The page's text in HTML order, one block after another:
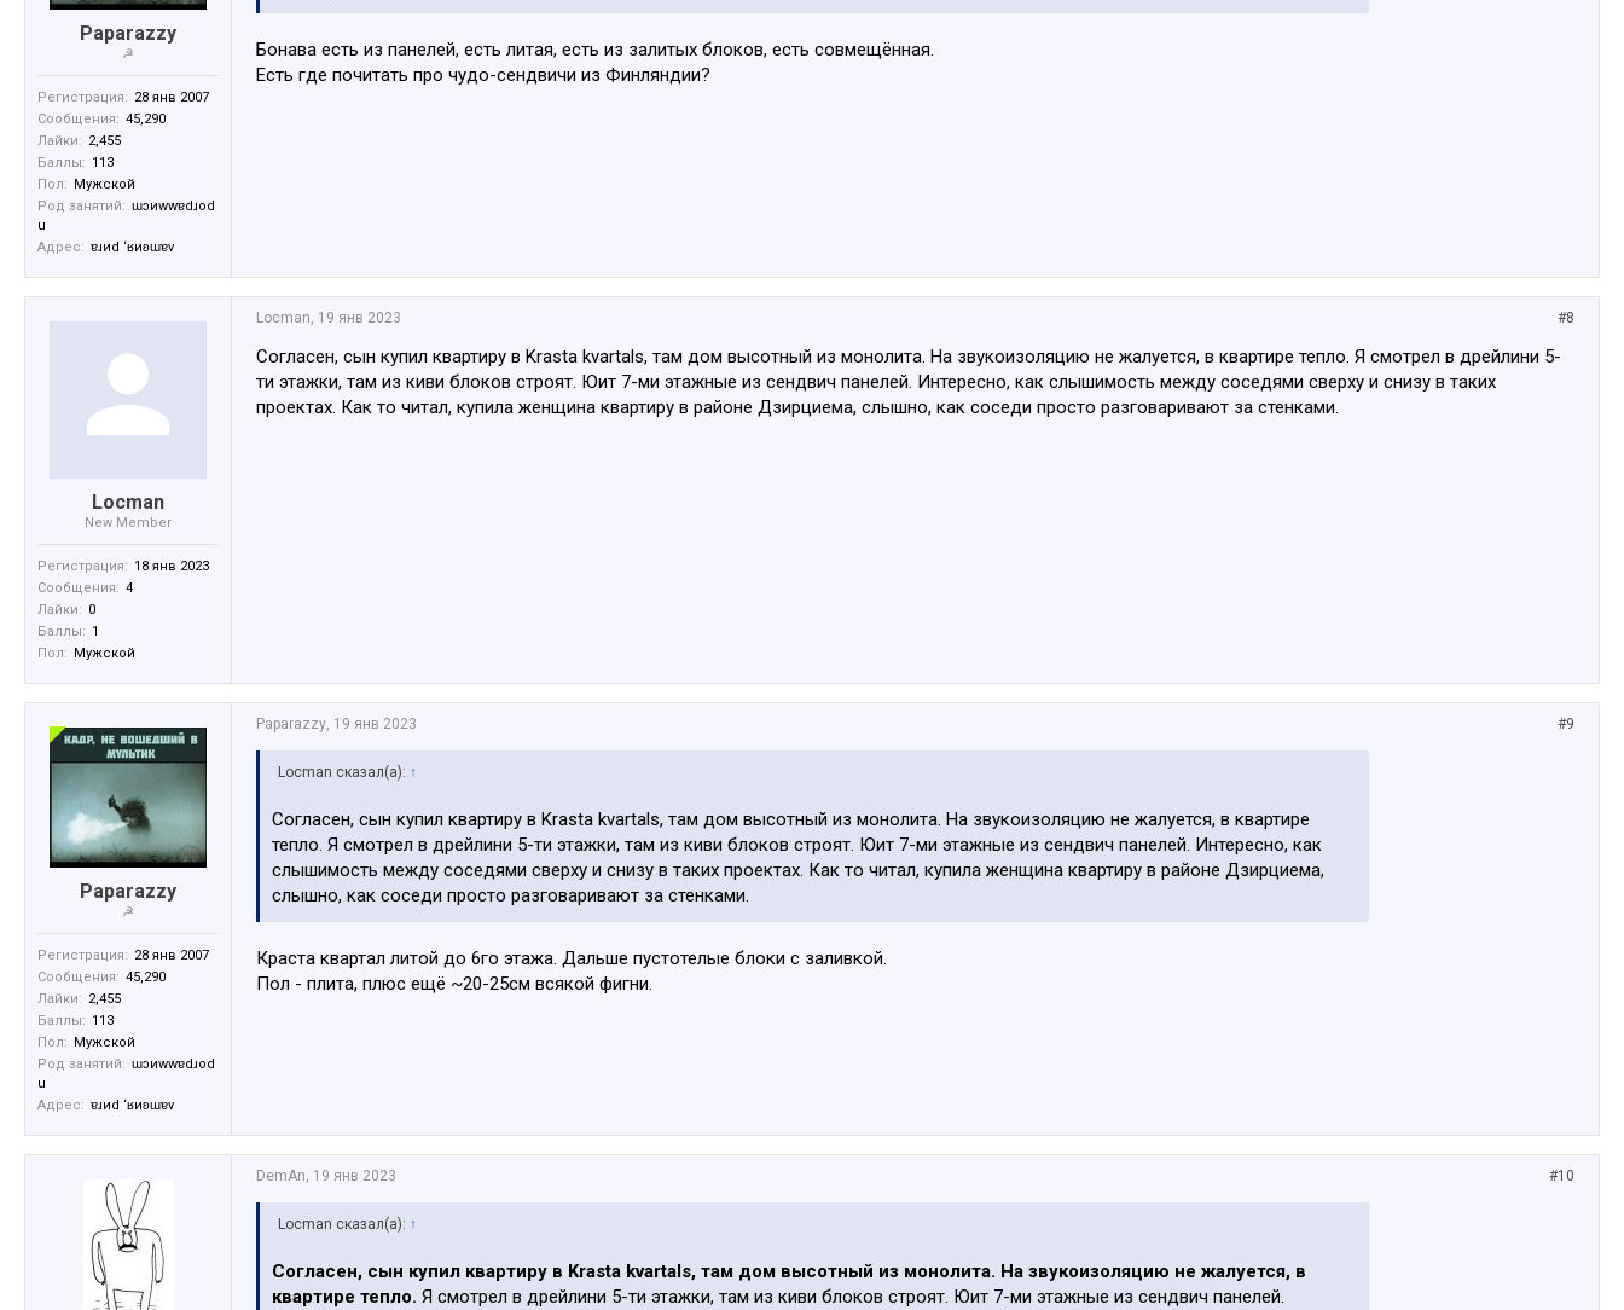
Paparazzy
☭
Регистрация: 28 янв 2007
Сообщения: 45,290
Лайки: 2,455
Баллы: 113
Пол:
Мужской
Род занятий: ɯɔиwwɐdɹоd
u
Адрес: ɐɹиd ‘ʁиʚɯɐv
Бонава есть из панелей, есть литая, есть из залитых блоков, есть совмещённая.
Есть где почитать про чудо-сендвичи из Финляндии?
Locman
New Member
Регистрация: 18 янв 2023
Сообщения: 4
Лайки: 0
Баллы: 1
Пол:
Мужской
#8
Locman, 19 янв 2023
Согласен, сын купил квартиру в Krasta kvartals, там дом высотный из монолита. На звукоизоляцию не жалуется, в квартире тепло. Я смотрел в дрейлини 5-
ти этажки, там из киви блоков строят. Юит 7-ми этажные из сендвич панелей. Интересно, как слышимость между соседями сверху и снизу в таких
проектах. Как то читал, купила женщина квартиру в районе Дзирциема, слышно, как соседи просто разговаривают за стенками.
Paparazzy
☭
Регистрация: 28 янв 2007
Сообщения: 45,290
Лайки: 2,455
Баллы: 113
Пол:
Мужской
Род занятий: ɯɔиwwɐdɹоd
u
Адрес: ɐɹиd ‘ʁиʚɯɐv
#9
Paparazzy, 19 янв 2023
Locman сказал(а): ↑
Согласен, сын купил квартиру в Krasta kvartals, там дом высотный из монолита. На звукоизоляцию не жалуется, в квартире
тепло. Я смотрел в дрейлини 5-ти этажки, там из киви блоков строят. Юит 7-ми этажные из сендвич панелей. Интересно, как
слышимость между соседями сверху и снизу в таких проектах. Как то читал, купила женщина квартиру в районе Дзирциема,
слышно, как соседи просто разговаривают за стенками.
Краста квартал литой до 6го этажа. Дальше пустотелые блоки с заливкой.
Пол - плита, плюс ещё ~20-25см всякой фигни.
#10
DemAn, 19 янв 2023
Locman сказал(а): ↑
Согласен, сын купил квартиру в Krasta kvartals, там дом высотный из монолита. На звукоизоляцию не жалуется, в
квартире тепло. Я смотрел в дрейлини 5-ти этажки, там из киви блоков строят. Юит 7-ми этажные из сендвич панелей.